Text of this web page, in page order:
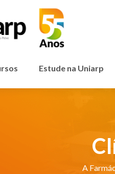
Estude na Uniarp
A